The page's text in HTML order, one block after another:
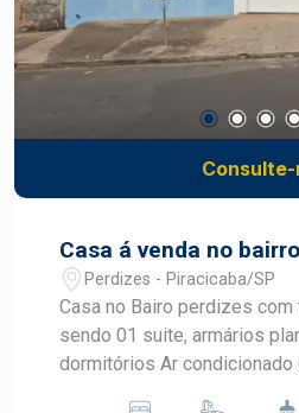
Casa á venda no
Perdizes - Piracicaba/SP
Casa no Bairo perdizes
sendo 01 suite, armários planejados em dois
dormitórios Ar condicionado